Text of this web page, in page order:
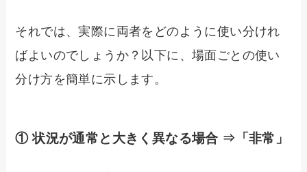
それでは、実際に両者をどのように使い分けれ
ばよいのでしょうか？以下に、場面ごとの使い
分け方を簡単に示します。
① 状況が通常と大きく異なる場合 ⇒「非常」